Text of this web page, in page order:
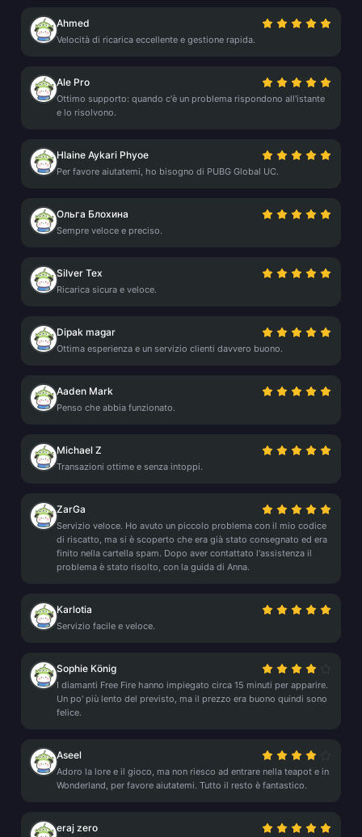
Ahmed
Velocità di ricarica eccellente e gestione rapida.
Ale Pro
Ottimo supporto: quando c'è un problema rispondono all'istante
e lo risolvono.
Hlaine Aykari Phyoe
Per favore aiutatemi, ho bisogno di PUBG Global UC.
Ольга Блохина
Sempre veloce e preciso.
Silver Tex
Ricarica sicura e veloce.
Dipak magar
Ottima esperienza e un servizio clienti davvero buono.
Aaden Mark
Penso che abbia funzionato.
Michael Z
Transazioni ottime e senza intoppi.
ZarGa
Servizio veloce. Ho avuto un piccolo problema con il mio codice
di riscatto, ma si è scoperto che era già stato consegnato ed era
finito nella cartella spam. Dopo aver contattato l'assistenza il
problema è stato risolto, con la guida di Anna.
Karlotia
Servizio facile e veloce.
Sophie König
I diamanti Free Fire hanno impiegato circa 15 minuti per apparire.
Un po' più lento del previsto, ma il prezzo era buono quindi sono
felice.
Aseel
Adoro la lore e il gioco, ma non riesco ad entrare nella teapot e in
Wonderland, per favore aiutatemi. Tutto il resto è fantastico.
eraj zero